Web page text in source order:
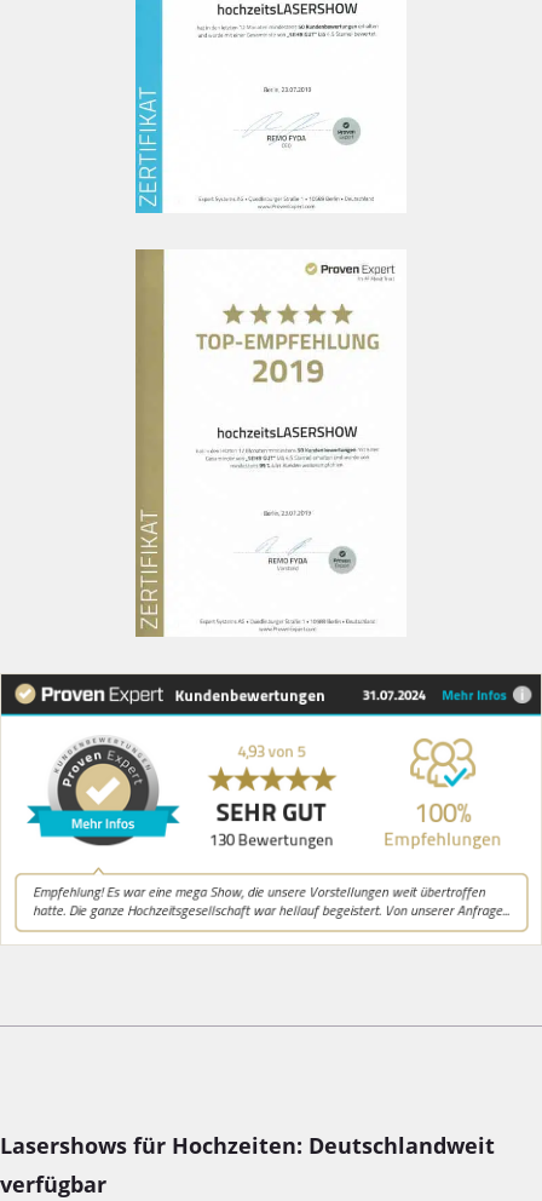
Lasershows für Hochzeiten: Deutschlandweit
verfügbar